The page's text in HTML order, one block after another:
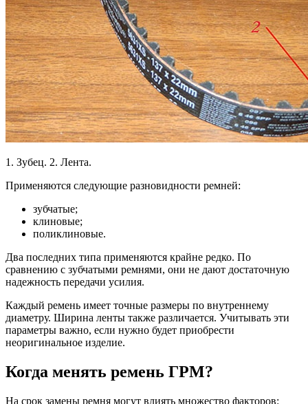
1. Зубец. 2. Лента.
Применяются следующие разновидности ремней:
зубчатые;
клиновые;
поликлиновые.
Два последних типа применяются крайне редко. По
сравнению с зубчатыми ремнями, они не дают достаточную
надежность передачи усилия.
Каждый ремень имеет точные размеры по внутреннему
диаметру. Ширина ленты также различается. Учитывать эти
параметры важно, если нужно будет приобрести
неоригинальное изделие.
Когда менять ремень ГРМ?
На срок замены ремня могут влиять множество факторов: